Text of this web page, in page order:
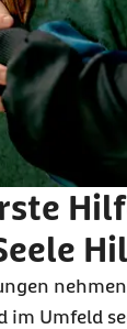
für
03.06.2025):
03.06.202):
auch
im Umfeld